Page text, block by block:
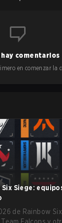
hay comentarios
en comenzar la
Siege:
de Rainbow